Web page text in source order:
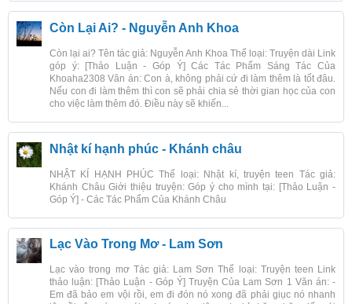
Còn Lại Ai? - Nguyễn Anh Khoa
Còn lại ai? Tên tác giả: Nguyễn Anh Khoa Thể loại: Truyện dài Link
góp ý: [Thảo Luận - Góp Ý] Các Tác Phẩm Sáng Tác Của
Khoaha2308 Văn án: Con à, không phải cứ đi làm thêm là tốt đâu.
Nếu con đi làm thêm thì con sẽ phải chia sẻ thời gian học của con
cho việc làm thêm đó. Điều này sẽ khiến...
Nhật kí hạnh phúc - Khánh châu
NHẬT KÍ HẠNH PHÚC Thể loại: Nhật kí, truyện teen Tác giả:
Khánh Châu Giới thiệu truyện: Góp ý cho mình tại: [Thảo Luận -
Góp Ý] - Các Tác Phẩm Của Khánh Châu
Lạc Vào Trong Mơ - Lam Sơn
Lạc vào trong mơ Tác giả: Lam Sơn Thể loại: Truyện teen Link
thảo luận: [Thảo Luận - Góp Ý] Truyện Của Lam Sơn 1 Văn án: -
Em đã bảo em vội rồi, em đi đón nó xong đã phải giục nó nhanh